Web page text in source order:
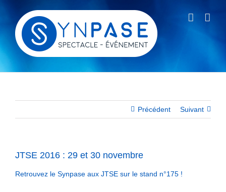
contenu
Précédent Suivant
JTSE 2016 : 29 et 30 novembre
Retrouvez le Synpase aux JTSE sur le stand n°175 !